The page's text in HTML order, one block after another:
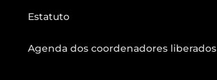
Estatuto
Agenda dos coordenadores liberados